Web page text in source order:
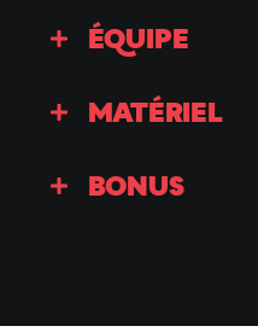
ÉQUIPE
MATÉRIEL
BONUS